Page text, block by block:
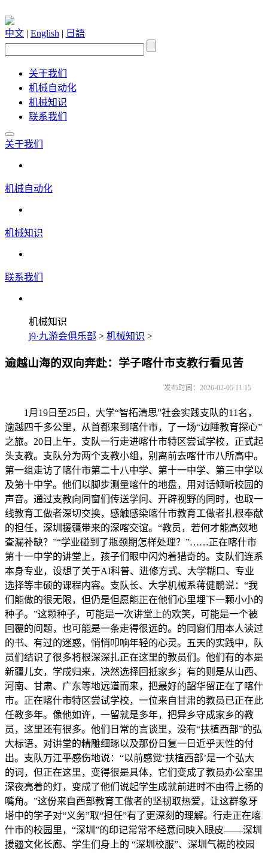
中文 | English | 日語
关于我们
机械自动化
机械知识
联系我们
关于我们
机械自动化
机械知识
联系我们
机械知识
j9·九游会俱乐部 > 机械知识 >
逾越山海的双向奔赴：学子喀什市支教行看见苦
发布时间：2026-02-05 11:15
1月19日至25日，大学“智拓清思”社会实践支队的11名，
逾越四千多公里，从首都来到喀什市，了一场“边陲教育探心”
之旅。20日上午，支队一行走进喀什市特区尝试学校，正式起
头支教。支队分为两个支教小组，别离前去喀什市八所高中。
第一组走访了喀什市第二十八中学、第十一中学、第三中学以
及第十中学。他们以脚步测量喀什的地盘，用对话倾听校园的
声音。通过支教向同窗们传送学问、开辟视野的同时，也取一
线教育工做者深切交换，感触感染喀什市教育工做者扎根奉献
的担任，深圳援疆带来的深喀交谊。“教员，若何才能高效地
查漏补缺？”“学业碰到了瓶颈期怎样处理？”……正在喀什市
第十一中学的讲堂上，孩子们眼中闪灼着猎奇的。支队们连系
本身专业，设想了关于AI科普、进修方式、大学糊口、专业
选择等丰硕的课程内容。支队长、大学机械系蒋健鹏说：“我
们能做的很无限，但仍是但愿能正在他们心里埋下一颗小小的
种子。”这颗种子，可能是一次讲堂上的欢笑，可能是一个被
回覆的问题，也可能是一条走得很远的。的同窗们用本人读过
的书、有过的迷惑，悄悄叩响年轻的心灵。五天的实践中，队
员们结识了很多将根深深扎正在这里的教员们。他们有的本是
新疆儿女，学成归来，决然选择回抵家乡；有的则是从山西、
河南、甘肃、广东等地远道而来，把最好的韶华留正在了喀什
市。正在喀什市特区尝试学校，一位来自甘肃的教员已正在此
任教多年。像他如许，一留就是多年，把异乡守成家乡的教
员，这里还有很多。他们日常的言谈里，没有“扶植西部”的弘
大标语，对讲堂的精雕细琢以及那份日复一日近乎天性的付
出。支队万江平感伤地说：“以前感觉‘扶植西部’是一个弘大
的词，但正在这里，变得很是具体，它们变成了教员办公室里
深夜亮着的灯，变成了他们说起学生成就前进时不由得上扬的
嘴角。”这份来自西部教育工做者的坚韧取热爱，让这群象牙
塔中的学子对“义务”取“担任”有了更深刻的理解。行走正在喀
什市的校园里，“深圳”的印记常常不经意间映入眼皮——深圳
援疆文化长廊、学生们身上的 “深圳校服”、深圳气概的校园